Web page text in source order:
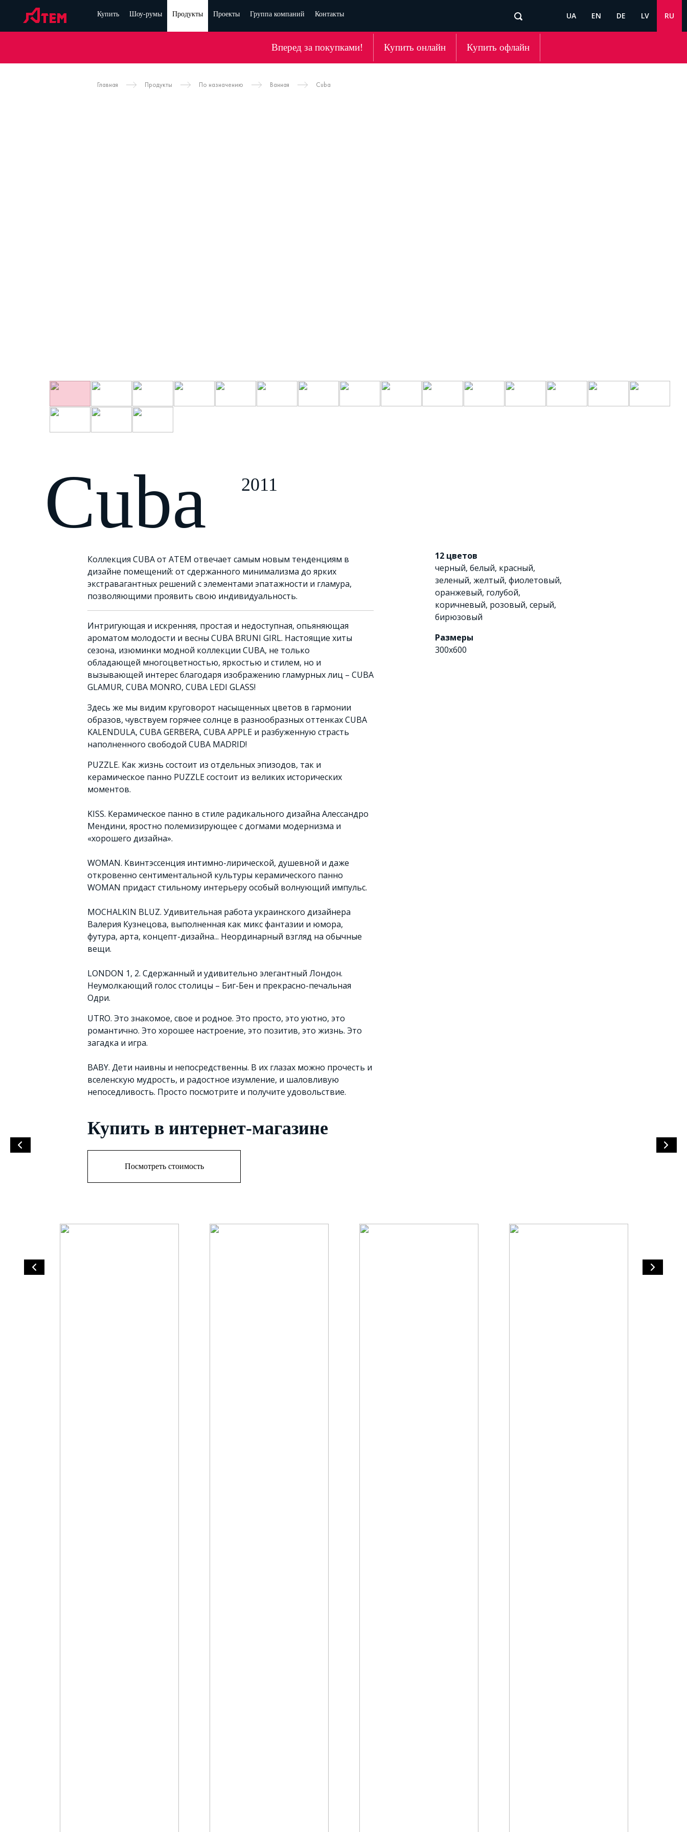
Купить Шоу-румы Продукты Проекты Группа компаний Контакты UA EN DE LV RU
Вперед за покупками! Купить онлайн Купить офлайн
Главная Продукты По назначению Ванная Cuba
Cuba 2011
Коллекция CUBA от АТЕМ отвечает самым новым тенденциям в
дизайне помещений: от сдержанного минимализма до ярких
экстравагантных решений с элементами эпатажности и гламура,
позволяющими проявить свою индивидуальность.
Интригующая и искренняя, простая и недоступная, опьяняющая
ароматом молодости и весны CUBA ВRUNI GIRL. Настоящие хиты
сезона, изюминки модной коллекции CUBA, не только
обладающей многоцветностью, яркостью и стилем, но и
вызывающей интерес благодаря изображению гламурных лиц – CUBA
GLAMUR, CUBA MONRO, CUBA LEDI GLASS!
Здесь же мы видим круговорот насыщенных цветов в гармонии
образов, чувствуем горячее солнце в разнообразных оттенках CUBA
KALENDULA, CUBA GERBERA, CUBA APPLE и разбуженную страсть
наполненного свободой CUBA MADRID!
PUZZLE. Как жизнь состоит из отдельных эпизодов, так и
керамическое панно PUZZLE состоит из великих исторических
моментов.
KISS. Керамическое панно в стиле радикального дизайна Алессандро
Мендини, яростно полемизирующее с догмами модернизма и
«хорошего дизайна».
WOMAN. Квинтэссенция интимно-лирической, душевной и даже
откровенно сентиментальной культуры керамического панно
WOMAN придаст стильному интерьеру особый волнующий импульс.
MOCHALKIN BLUZ. Удивительная работа украинского дизайнера
Валерия Кузнецова, выполненная как микс фантазии и юмора,
футура, арта, концепт-дизайна... Неординарный взгляд на обычные
вещи.
LONDON 1, 2. Сдержанный и удивительно элегантный Лондон.
Неумолкающий голос столицы – Биг-Бен и прекрасно-печальная
Одри.
UTRO. Это знакомое, свое и родное. Это просто, это уютно, это
романтично. Это хорошее настроение, это позитив, это жизнь. Это
загадка и игра.
BABY. Дети наивны и непосредственны. В их глазах можно прочесть и
вселенскую мудрость, и радостное изумление, и шаловливую
непоседливость. Просто посмотрите и получите удовольствие.
12 цветов
черный, белый, красный,
зеленый, желтый, фиолетовый,
оранжевый, голубой,
коричневый, розовый, серый,
бирюзовый
Размеры
300x600
Купить в интернет-магазине
Посмотреть стоимость